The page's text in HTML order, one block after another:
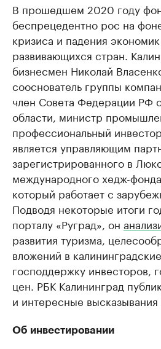
В прошедшем 2020 году
беспрецедентно рос на
кризиса и падения
развивающихся стран.
бизнесмен Николай
сооснователь группы
член Совета Федерации РФ
области, министр
профессиональный
является управляющим
зарегистрированного в
международного хедж-
который работает с
Подводя некоторые итоги
порталу «Руград», он
развития туризма,
вложений в
господдержку инвесторов,
цен. РБК Калининград
и интересные высказывания
Об инвестировании